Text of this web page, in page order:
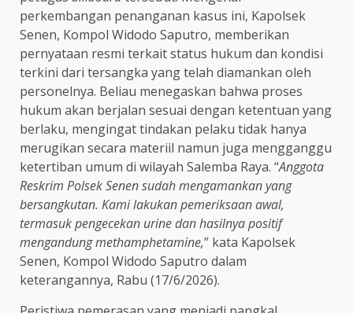
perkembangan penanganan kasus ini, Kapolsek
Senen, Kompol Widodo Saputro, memberikan
pernyataan resmi terkait status hukum dan kondisi
terkini dari tersangka yang telah diamankan oleh
personelnya. Beliau menegaskan bahwa proses
hukum akan berjalan sesuai dengan ketentuan yang
berlaku, mengingat tindakan pelaku tidak hanya
merugikan secara materiil namun juga mengganggu
ketertiban umum di wilayah Salemba Raya. “Anggota
Reskrim Polsek Senen sudah mengamankan yang
bersangkutan. Kami lakukan pemeriksaan awal,
termasuk pengecekan urine dan hasilnya positif
mengandung methamphetamine,” kata Kapolsek
Senen, Kompol Widodo Saputro dalam
keterangannya, Rabu (17/6/2026).